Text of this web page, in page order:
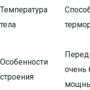
Температура
тела
Особенности
строения
очень